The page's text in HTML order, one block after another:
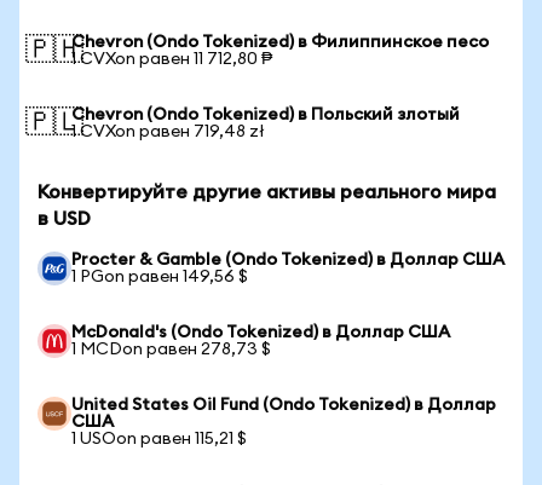
🇵🇭Chevron (Ondo Tokenized) в Филиппинское песо
1 CVXon равен 11 712,80 ₱
🇵🇱Chevron (Ondo Tokenized) в Польский злотый
1 CVXon равен 719,48 zł
Конвертируйте другие активы реального мира
в USD
Procter & Gamble (Ondo Tokenized) в Доллар США
1 PGon равен 149,56 $
McDonald's (Ondo Tokenized) в Доллар США
1 MCDon равен 278,73 $
United States Oil Fund (Ondo Tokenized) в Доллар
США
1 USOon равен 115,21 $